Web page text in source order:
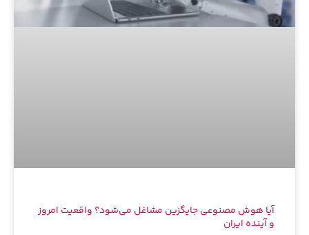
آیا هوش مصنوعی جایگزین مشاغل می‌شود؟ واقعیت امروز
و آینده ایران